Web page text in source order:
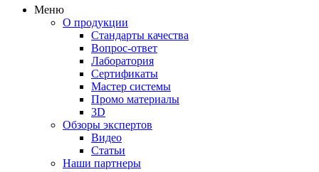
Меню
О продукции
Стандарты качества
Вопрос-ответ
Лаборатория
Сертификаты
Мастер системы
Промо материалы
3D
Обзоры экспертов
Видео
Статьи
Наши партнеры